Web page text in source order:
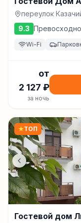
переулок
9.3 Превосходно
Wi-Fi
от
2 127 ₽
за ночь
★ТОП
Гостевой дом